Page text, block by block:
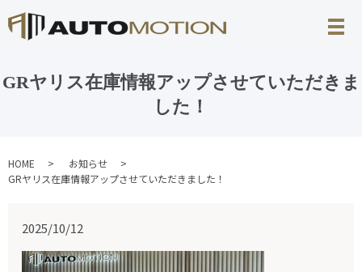
GRヤリス在庫情報アップさせていただきま
した！
HOME
お知らせ
GRヤリス在庫情報アップさせていただきました！
2025/10/12